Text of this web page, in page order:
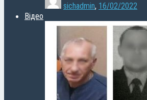
sichadmin, 16/02/2022
Відео